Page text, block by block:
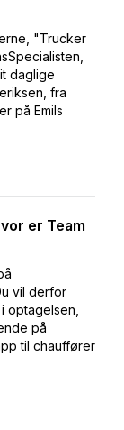
"Trucker
daglige
fra
på Emils
er Team
vil derfor
optagelsen,
på
til chauffører